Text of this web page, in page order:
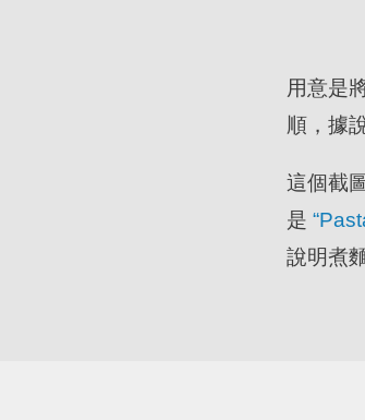
用意是
順，據
這個截
是
說明煮